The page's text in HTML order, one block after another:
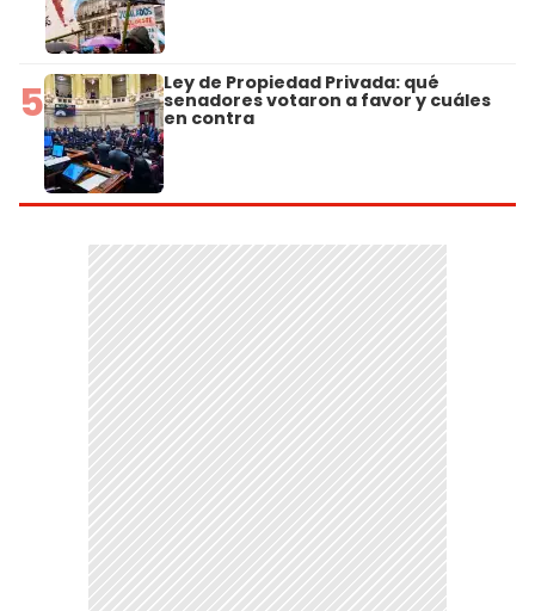
5 Ley de Propiedad Privada: qué
senadores votaron a favor y cuáles
en contra